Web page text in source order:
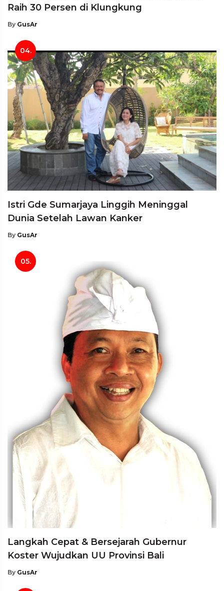
Raih 30 Persen di Klungkung
By GusAr
04.
Istri Gde Sumarjaya Linggih Meninggal
Dunia Setelah Lawan Kanker
By GusAr
05.
Langkah Cepat & Bersejarah Gubernur
Koster Wujudkan UU Provinsi Bali
By GusAr